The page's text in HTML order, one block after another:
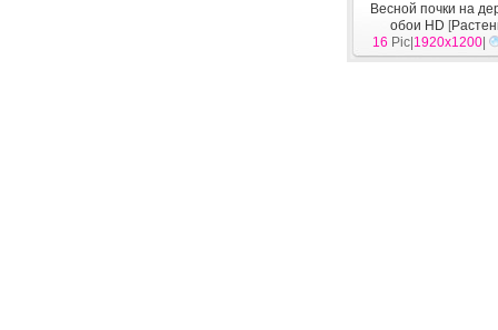
Весной почки на
обои HD [
16 Pic| 1920x1200